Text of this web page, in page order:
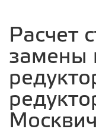
Расчет
замены
Москвич